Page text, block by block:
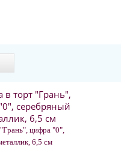
цифра "0",
6,5 см